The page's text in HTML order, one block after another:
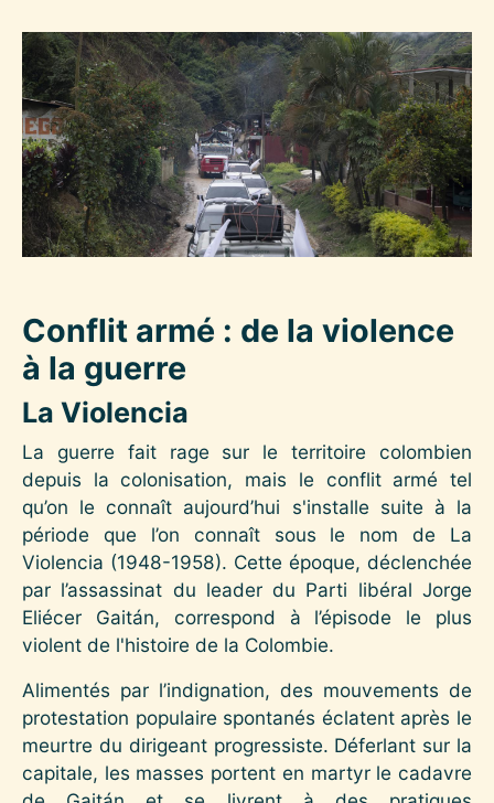
Image
Conflit armé : de la violence
à la guerre
La Violencia
La guerre fait rage sur le territoire colombien
depuis la colonisation, mais le conflit armé tel
qu’on le connaît aujourd’hui s'installe suite à la
période que l’on connaît sous le nom de La
Violencia (1948-1958). Cette époque, déclenchée
par l’assassinat du leader du Parti libéral Jorge
Eliécer Gaitán, correspond à l’épisode le plus
violent de l'histoire de la Colombie.
Alimentés par l’indignation, des mouvements de
protestation populaire spontanés éclatent après le
meurtre du dirigeant progressiste. Déferlant sur la
capitale, les masses portent en martyr le cadavre